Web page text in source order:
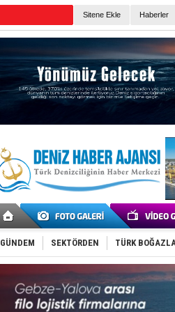
Sitene Ekle Haberler
GÜNDEM SEKTÖRDEN TÜRK